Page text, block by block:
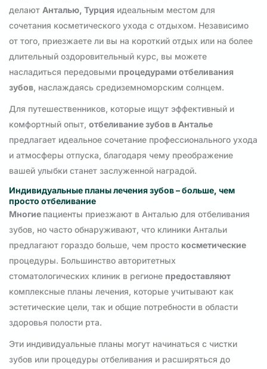
делают Анталью, Турция идеальным местом для
сочетания косметического ухода с отдыхом. Независимо
от того, приезжаете ли вы на короткий отдых или на более
длительный оздоровительный курс, вы можете
насладиться передовыми процедурами отбеливания
зубов, наслаждаясь средиземноморским солнцем.
Для путешественников, которые ищут эффективный и
комфортный опыт, отбеливание зубов в Анталье
предлагает идеальное сочетание профессионального ухода
и атмосферы отпуска, благодаря чему преображение
вашей улыбки станет заслуженной наградой.
Индивидуальные планы лечения зубов – больше, чем
просто отбеливание
Многие пациенты приезжают в Анталью для отбеливания
зубов, но часто обнаруживают, что клиники Антальи
предлагают гораздо больше, чем просто косметические
процедуры. Большинство авторитетных
стоматологических клиник в регионе предоставляют
комплексные планы лечения, которые учитывают как
эстетические цели, так и общие потребности в области
здоровья полости рта.
Эти индивидуальные планы могут начинаться с чистки
зубов или процедуры отбеливания и расширяться до